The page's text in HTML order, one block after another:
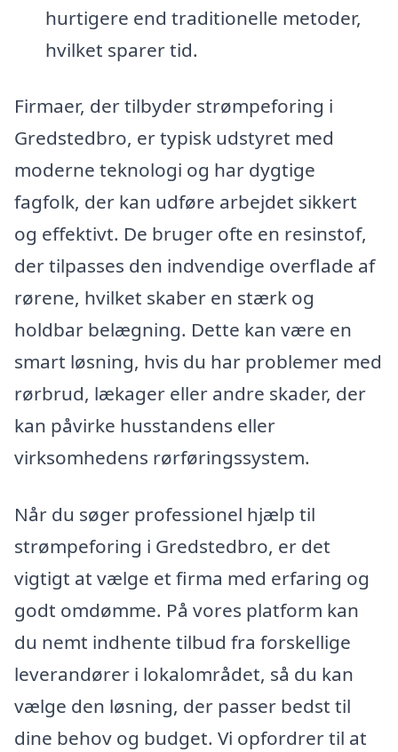
hurtigere end traditionelle metoder,
hvilket sparer tid.
Firmaer, der tilbyder strømpeforing i
Gredstedbro, er typisk udstyret med
moderne teknologi og har dygtige
fagfolk, der kan udføre arbejdet sikkert
og effektivt. De bruger ofte en resinstof,
der tilpasses den indvendige overflade af
rørene, hvilket skaber en stærk og
holdbar belægning. Dette kan være en
smart løsning, hvis du har problemer med
rørbrud, lækager eller andre skader, der
kan påvirke husstandens eller
virksomhedens rørføringssystem.
Når du søger professionel hjælp til
strømpeforing i Gredstedbro, er det
vigtigt at vælge et firma med erfaring og
godt omdømme. På vores platform kan
du nemt indhente tilbud fra forskellige
leverandører i lokalområdet, så du kan
vælge den løsning, der passer bedst til
dine behov og budget. Vi opfordrer til at